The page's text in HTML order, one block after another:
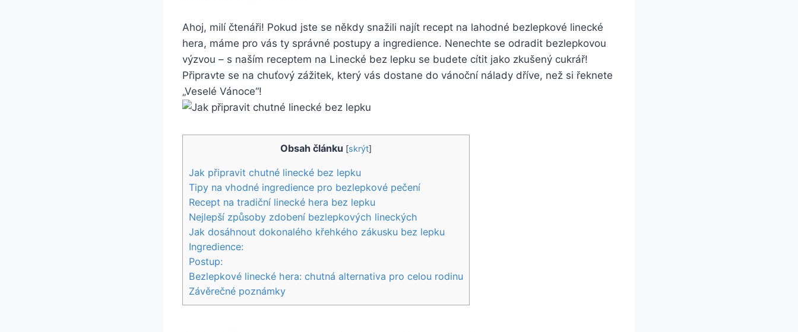
Ahoj, milí čtenáři! Pokud jste se někdy snažili najít recept na lahodné bezlepkové linecké
hera, máme pro vás ty správné postupy a ingredience. Nenechte se odradit bezlepkovou
výzvou – s naším receptem na Linecké bez lepku se budete cítit jako zkušený cukrář!
Připravte se na chuťový zážitek, který vás dostane do vánoční nálady dříve, než si řeknete
„Veselé Vánoce“!
Obsah článku [skrýt]
Jak připravit chutné linecké bez lepku
Tipy na vhodné ingredience pro bezlepkové pečení
Recept na tradiční linecké hera bez lepku
Nejlepší způsoby zdobení bezlepkových lineckých
Jak dosáhnout dokonalého křehkého zákusku bez lepku
Ingredience:
Postup:
Bezlepkové linecké hera: chutná alternativa pro celou rodinu
Závěrečné poznámky